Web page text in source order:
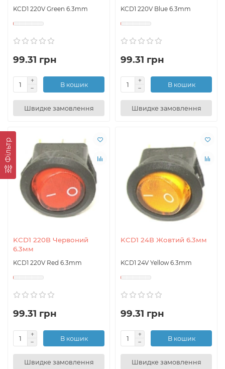
Фільтр
KCD1 220V Green 6.3mm
99.31 грн
В кошик
Швидке замовлення
KCD1 220V Blue 6.3mm
99.31 грн
В кошик
Швидке замовлення
KCD1 220В Червоний
6.3мм
KCD1 220V Red 6.3mm
99.31 грн
В кошик
Швидке замовлення
KCD1 24В Жовтий 6.3мм
KCD1 24V Yellow 6.3mm
99.31 грн
В кошик
Швидке замовлення